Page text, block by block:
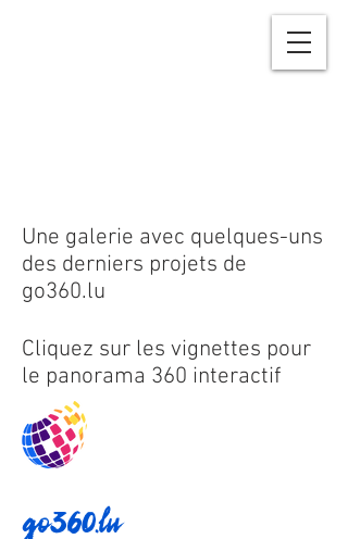
Une galerie avec quelques-uns
des derniers projets de
go360.lu
Cliquez sur les vignettes pour
le panorama 360 interactif
go360.lu